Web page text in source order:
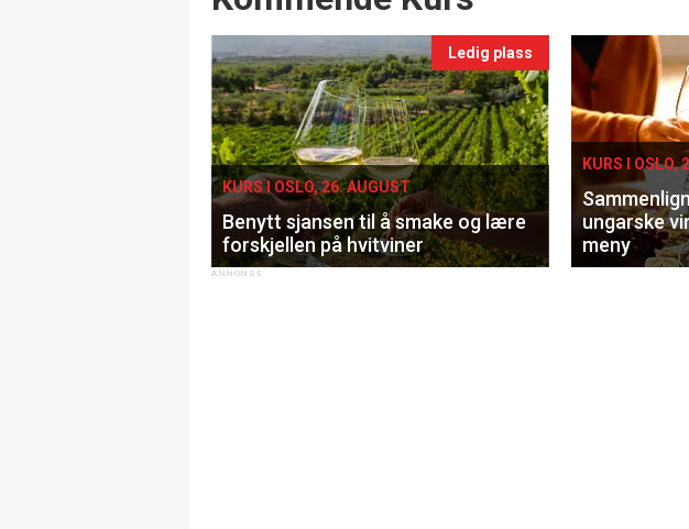
Ledig plass
KURS I OSLO, 26. AUGUST
Benytt sjansen til å smake og lære
forskjellen på hvitviner
KURS I OSLO,
ungarske
meny